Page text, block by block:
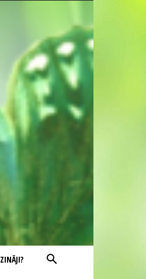
ZINĀJI?